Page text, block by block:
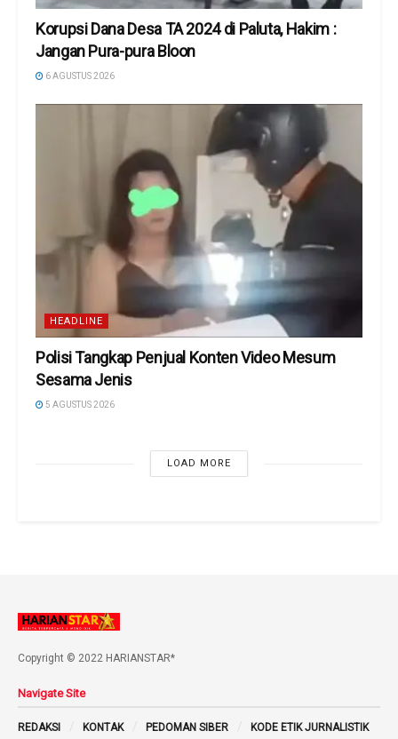
Korupsi Dana Desa TA 2024 di Paluta, Hakim :
Jangan Pura-pura Bloon
6 AGUSTUS 2026
HEADLINE
Polisi Tangkap Penjual Konten Video Mesum
Sesama Jenis
5 AGUSTUS 2026
LOAD MORE
Copyright © 2022 HARIANSTAR*
Navigate Site
REDAKSI KONTAK PEDOMAN SIBER KODE ETIK JURNALISTIK